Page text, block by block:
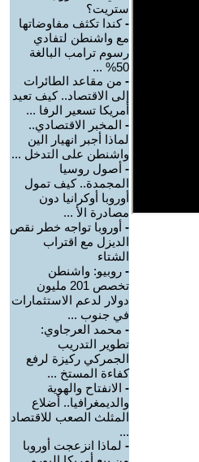
ستريت؟
-كندا تكثف مفاوضاتها
مع واشنطن لتفادي
رسوم ترامب البالغة
50% ...
- من مقاعد الطائرات
إلى الاقتصاد.. كيف تعيد
أمريكا تسعير الرفا ...
- المخبر الاقتصادي..
لماذا أجبر انهيار الين
واشنطن على التدخل ...
- أصول روسيا
المجمدة.. كيف تمول
أوروبا أوكرانيا دون
مصادرة الأ ...
- أوروبا تواجه خطر نقص
الديزل مع اقتراب
الشتاء
- روبيو: واشنطن
تخصص 201 مليون
دولار لدعم الاستثمارات
في جنوب ...
- محمد العرجاوي:
تطوير التدريب
الجمركي ركيزة لرفع
كفاءة المستخ ...
- الانفتاح والهوية
والديمغرافيا.. أضلاع
المثلث الصعب للاقتصاد
...
- لماذا انزعجت أوروبا